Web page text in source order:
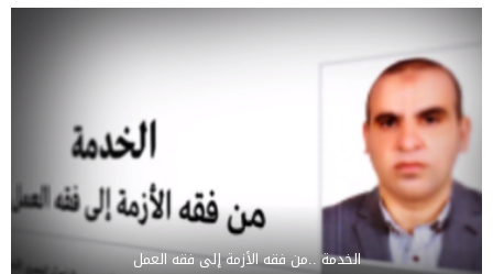
الخدمة ..من فقه الأزمة إلى فقه العمل